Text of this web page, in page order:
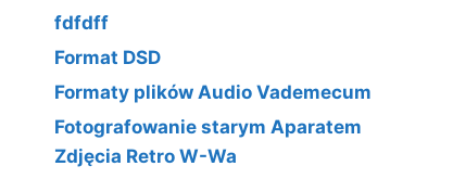
fdfdff
Format DSD
Formaty plików Audio Vademecum
Fotografowanie starym Aparatem
Zdjęcia Retro W-Wa